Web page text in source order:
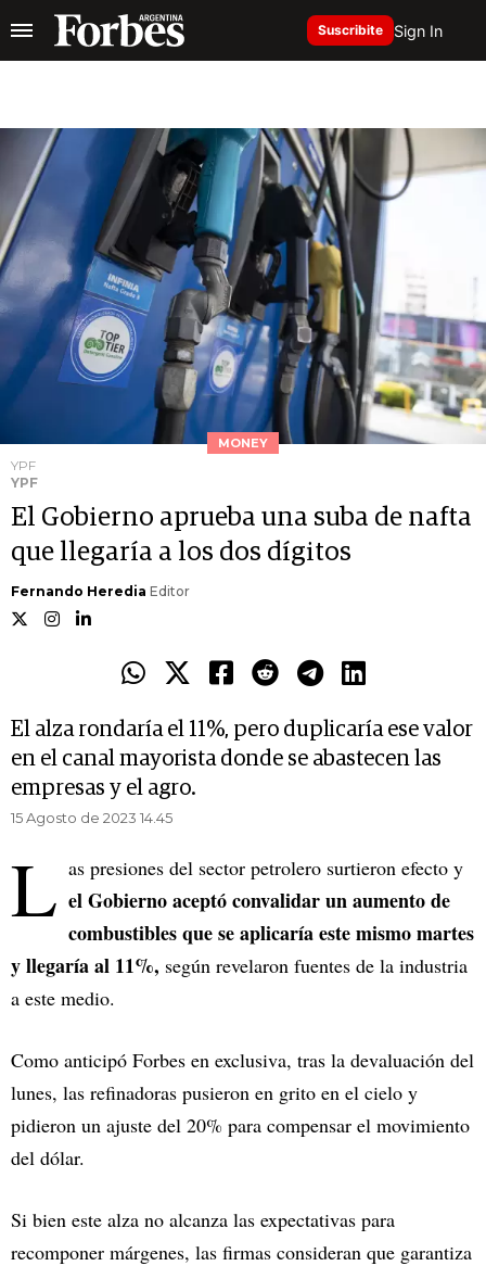
Suscribite Sign In
MONEY
YPF
YPF
El Gobierno aprueba una suba de nafta
que llegaría a los dos dígitos
Fernando Heredia Editor
El alza rondaría el 11%, pero duplicaría ese valor
en el canal mayorista donde se abastecen las
empresas y el agro.
15 Agosto de 2023 14.45
L as presiones del sector petrolero surtieron efecto y
el Gobierno aceptó convalidar un aumento de
combustibles que se aplicaría este mismo martes
y llegaría al 11%, según revelaron fuentes de la industria
a este medio.
Como anticipó Forbes en exclusiva, tras la devaluación del
lunes, las refinadoras pusieron en grito en el cielo y
pidieron un ajuste del 20% para compensar el movimiento
del dólar.
Si bien este alza no alcanza las expectativas para
recomponer márgenes, las firmas consideran que garantiza